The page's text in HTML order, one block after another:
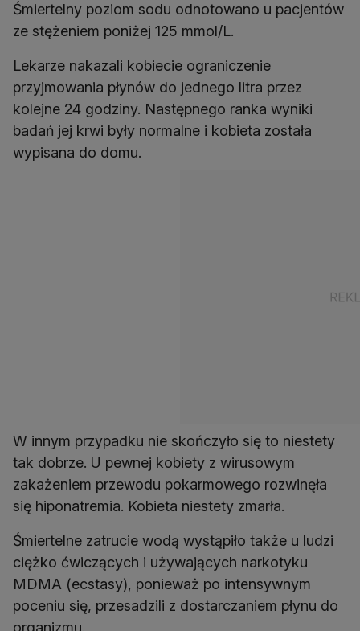
Śmiertelny poziom sodu odnotowano u pacjentów
ze stężeniem poniżej 125 mmol/L.
Lekarze nakazali kobiecie ograniczenie
przyjmowania płynów do jednego litra przez
kolejne 24 godziny. Następnego ranka wyniki
badań jej krwi były normalne i kobieta została
wypisana do domu.
W innym przypadku nie skończyło się to niestety
tak dobrze. U pewnej kobiety z wirusowym
zakażeniem przewodu pokarmowego rozwinęła
się hiponatremia. Kobieta niestety zmarła.
Śmiertelne zatrucie wodą wystąpiło także u ludzi
ciężko ćwiczących i używających narkotyku
MDMA (ecstasy), ponieważ po intensywnym
poceniu się, przesadzili z dostarczaniem płynu do
organizmu.